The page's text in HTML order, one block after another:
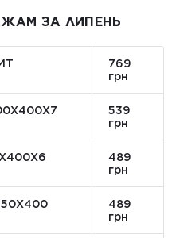
ЗА ЛИПЕНЬ
769
грн
539
грн
489
грн
489
грн